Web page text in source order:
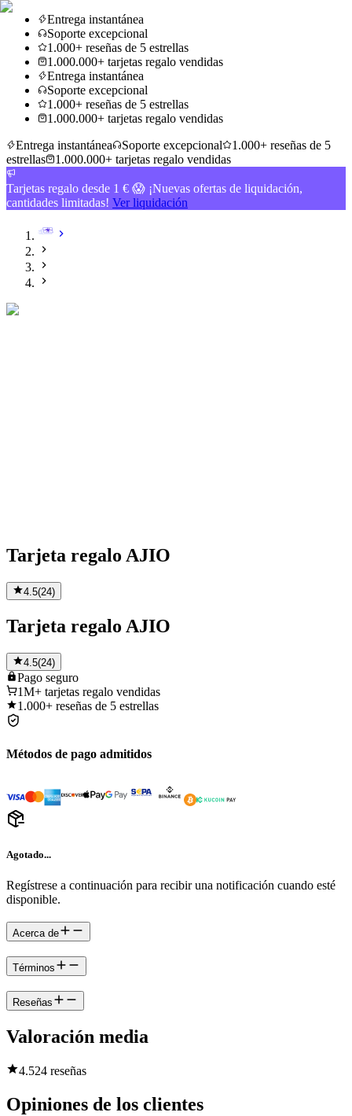
Entrega instantánea
Soporte excepcional
1.000+ reseñas de 5 estrellas
1.000.000+ tarjetas regalo vendidas
Entrega instantánea
Soporte excepcional
1.000+ reseñas de 5 estrellas
1.000.000+ tarjetas regalo vendidas
Entrega instantánea
Soporte excepcional
1.000+ reseñas de 5
estrellas
1.000.000+ tarjetas regalo vendidas
Tarjetas regalo desde 1 € 😱 ¡Nuevas ofertas de liquidación,
cantidades limitadas! Ver liquidación
Tarjeta regalo AJIO
4.5(24)
Tarjeta regalo AJIO
4.5(24)
Pago seguro
1M+ tarjetas regalo vendidas
1.000+ reseñas de 5 estrellas
Métodos de pago admitidos
Agotado...
Regístrese a continuación para recibir una notificación cuando esté
disponible.
Acerca de
Términos
Reseñas
Valoración media
4.524 reseñas
Opiniones de los clientes